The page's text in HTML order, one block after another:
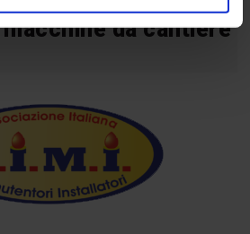
da cantiere